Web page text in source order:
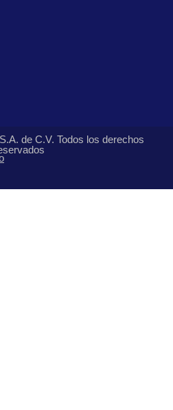
de C.V. Todos los derechos